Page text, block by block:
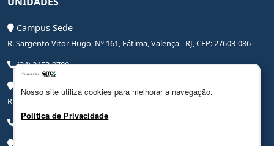
Campus Sede
R. Sargento Vitor Hugo, Nº 161, Fátima, Valença - RJ, CEP: 27603-086
(24) 2453-0700
Rua Coronel Leite Pinto, Nº 20, Centro, Valença - RJ, CEP: 27600-000
(24) 3206-0090
Nosso site utiliza cookies para melhorar a navegação.
Política de Privacidade